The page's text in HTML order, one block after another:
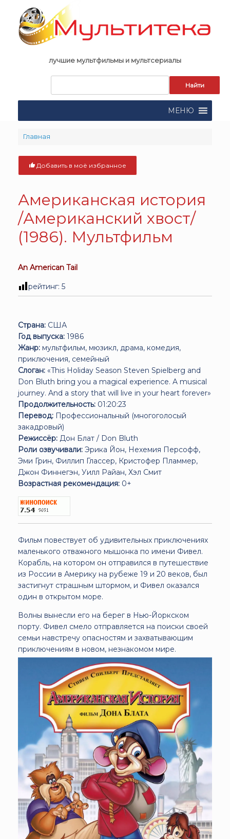
content
лучшие мультфильмы и мультсериалы
поиска:
МЕНЮ
Главная
Добавить в моё избранное
Американская история
/Американский хвост/
(1986). Мультфильм
An American Tail
рейтинг: 5
Страна: США
Год выпуска: 1986
Жанр: мультфильм, мюзикл, драма, комедия,
приключения, семейный
Слоган: «This Holiday Season Steven Spielberg and
Don Bluth bring you a magical experience. A musical
journey. And a story that will live in your heart forever»
Продолжительность: 01:20:23
Перевод: Профессиональный (многоголосый
закадровый)
Режиссёр: Дон Блат / Don Bluth
Роли озвучивали: Эрика Йон, Нехемия Персофф,
Эми Грин, Филлип Глассер, Кристофер Пламмер,
Джон Финнегэн, Уилл Райан, Хэл Смит
Возрастная рекомендация: 0+
Фильм повествует об удивительных приключениях
маленького отважного мышонка по имени Фивел.
Корабль, на котором он отправился в путешествие
из России в Америку на рубеже 19 и 20 веков, был
застигнут страшным штормом, и Фивел оказался
один в открытом море.
Волны вынесли его на берег в Нью-Йоркском
порту. Фивел смело отправляется на поиски своей
семьи навстречу опасностям и захватывающим
приключениям в новом, незнакомом мире.